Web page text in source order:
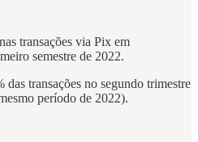
transações via Pix em
semestre de 2022.
das transações no segundo trimestre
período de 2022).